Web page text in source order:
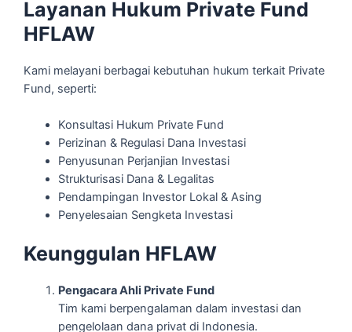
Layanan Hukum Private Fund
HFLAW
Kami melayani berbagai kebutuhan hukum terkait Private
Fund, seperti:
Konsultasi Hukum Private Fund
Perizinan & Regulasi Dana Investasi
Penyusunan Perjanjian Investasi
Strukturisasi Dana & Legalitas
Pendampingan Investor Lokal & Asing
Penyelesaian Sengketa Investasi
Keunggulan HFLAW
Pengacara Ahli Private Fund
Tim kami berpengalaman dalam investasi dan
pengelolaan dana privat di Indonesia.